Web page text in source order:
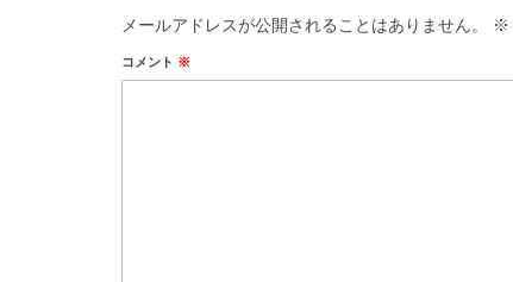
メールアドレスが公開されることはありません。 ※
コメント ※